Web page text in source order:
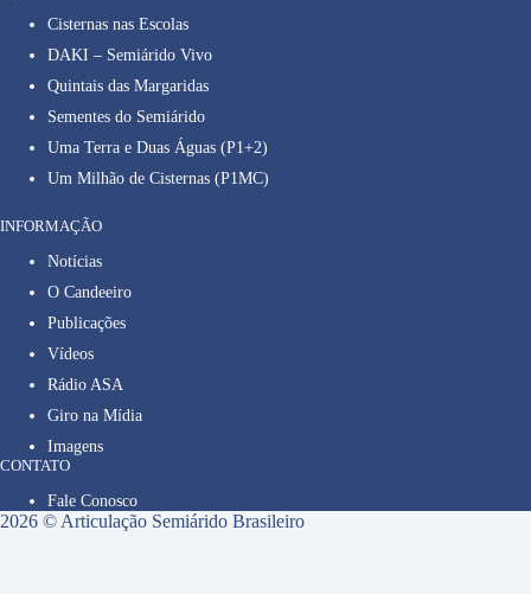
Cisternas nas Escolas
DAKI – Semiárido Vivo
Quintais das Margaridas
Sementes do Semiárido
Uma Terra e Duas Águas (P1+2)
Um Milhão de Cisternas (P1MC)
INFORMAÇÃO
Notícias
O Candeeiro
Publicações
Vídeos
Rádio ASA
Giro na Mídia
Imagens
CONTATO
Fale Conosco
2026 © Articulação Semiárido Brasileiro